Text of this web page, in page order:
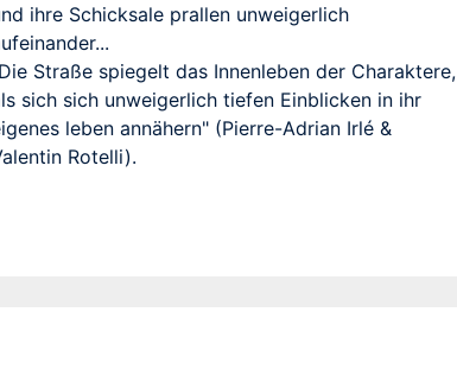
ihre Schicksale prallen unweigerlich
Straße spiegelt das Innenleben der Charaktere,
sich sich unweigerlich tiefen Einblicken in ihr
leben annähern" (Pierre-Adrian Irlé &
Rotelli).